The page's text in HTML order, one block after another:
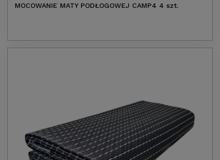
MOCOWANIE MATY PODŁOGOWEJ CAMP4 4 szt.